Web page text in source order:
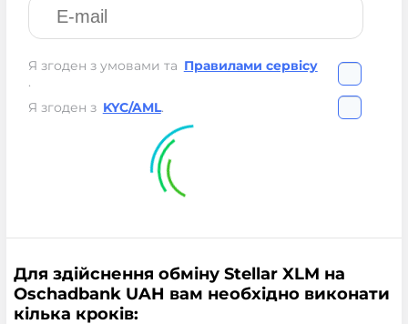
Я згоден з умовами та Правилами сервісу
.
Я згоден з KYC/AML.
Для здійснення обміну Stellar XLM на
Oschadbank UAH вам необхідно виконати
кілька кроків: